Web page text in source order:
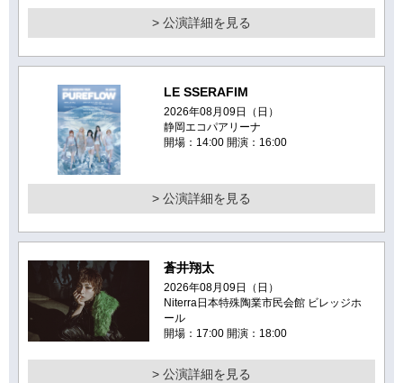
> 公演詳細を見る
LE SSERAFIM
2026年08月09日（日）
静岡エコパアリーナ
開場：14:00 開演：16:00
> 公演詳細を見る
蒼井翔太
2026年08月09日（日）
Niterra日本特殊陶業市民会館 ビレッジホ
ール
開場：17:00 開演：18:00
> 公演詳細を見る